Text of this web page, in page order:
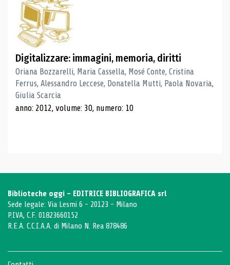
Digitalizzare: immagini, memoria, diritti
Oriana Bozzarelli, Maria Cassella, Mosé Conte, Cristina
Ferrus, Alessandro Leccese, Donatella Mutti, Paola Novaria,
Giulia Scarcia
anno: 2012, volume: 30, numero: 10
Biblioteche oggi - EDITRICE BIBLIOGRAFICA srl
Sede legale: Via Lesmi 6 - 20123 - Milano
P.IVA, C.F. 01823660152
R.E.A. C.C.I.A.A. di Milano N. Rea 878486